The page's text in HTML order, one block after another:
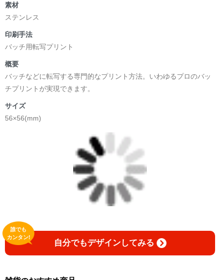
素材
ステンレス
印刷手法
バッチ用転写プリント
概要
バッチなどに転写する専門的なプリント方法。いわゆるプロのバッ
チプリントが実現できます。
サイズ
56×56(mm)
自分でもデザインしてみる
誰でも
カンタン!